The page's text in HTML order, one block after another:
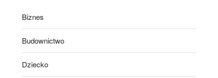
Biznes
Budownictwo
Dziecko